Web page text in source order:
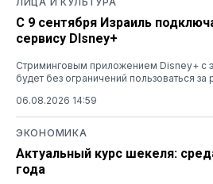
С 9 сентября Израиль
сервису DIsney+
Стриминговым приложением Disney+ с
будет без ограничений пользоваться
06.08.2026 14:59
ЭКОНОМИКА
Актуальный курс шекеля:
года